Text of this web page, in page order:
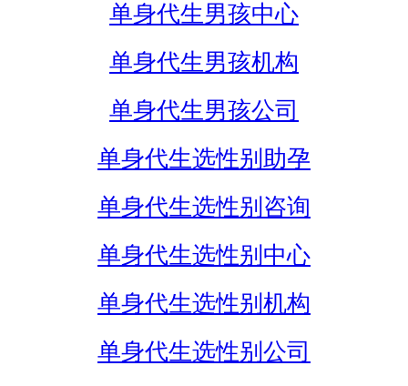
单身代生男孩中心
单身代生男孩机构
单身代生男孩公司
单身代生选性别助孕
单身代生选性别咨询
单身代生选性别中心
单身代生选性别机构
单身代生选性别公司